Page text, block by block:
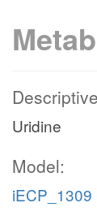
Uridine
Model:
iECP_1309